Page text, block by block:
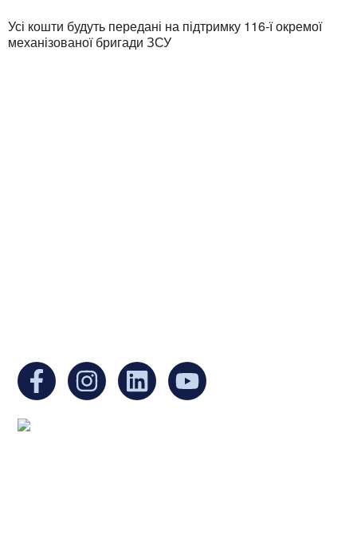
Усі кошти будуть передані на підтримку 116-ї окремої
механізованої бригади ЗСУ